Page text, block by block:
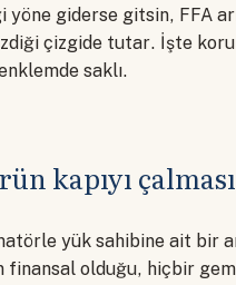
yöne giderse gitsin, FFA
çizgide tutar. İşte
saklı.
kapıyı çalması
yük sahibine ait bir
finansal olduğu, hiçbir